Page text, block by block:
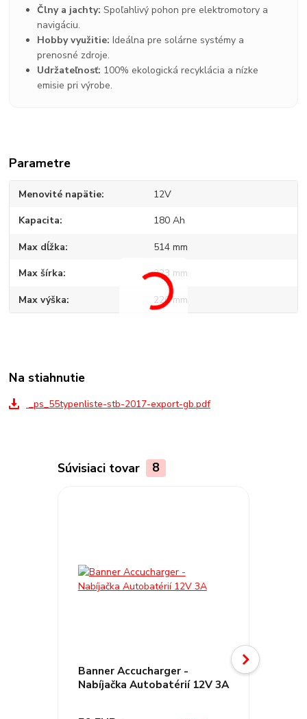
Člny a jachty: Spoľahlivý pohon pre elektromotory a
navigáciu.
Hobby využitie: Ideálna pre solárne systémy a
prenosné zdroje.
Udržateľnosť: 100% ekologická recyklácia a nízke
emisie pri výrobe.
Parametre
Menovité napätie 12V
Kapacita 180 Ah
Max dĺžka 514 mm
Max šírka 223 mm
Max výška 220 mm
Na stiahnutie
_ps_55typenliste-stb-2017-export-gb.pdf
Súvisiaci tovar 8
Banner Accucharger -
Nabíjačka Autobatérií 12V 3A